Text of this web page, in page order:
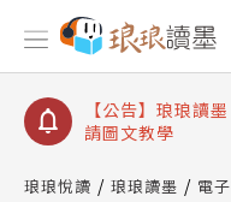
【公告】琅琅讀
【公告】琅琅讀
【公告】琅琅讀
請圖文教學
查詢
琅琅悅讀 琅琅讀墨 電